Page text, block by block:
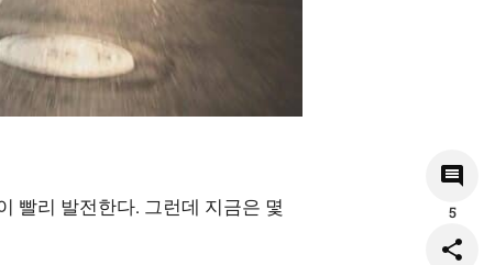
빨리 발전한다. 그런데 지금은 몇
5